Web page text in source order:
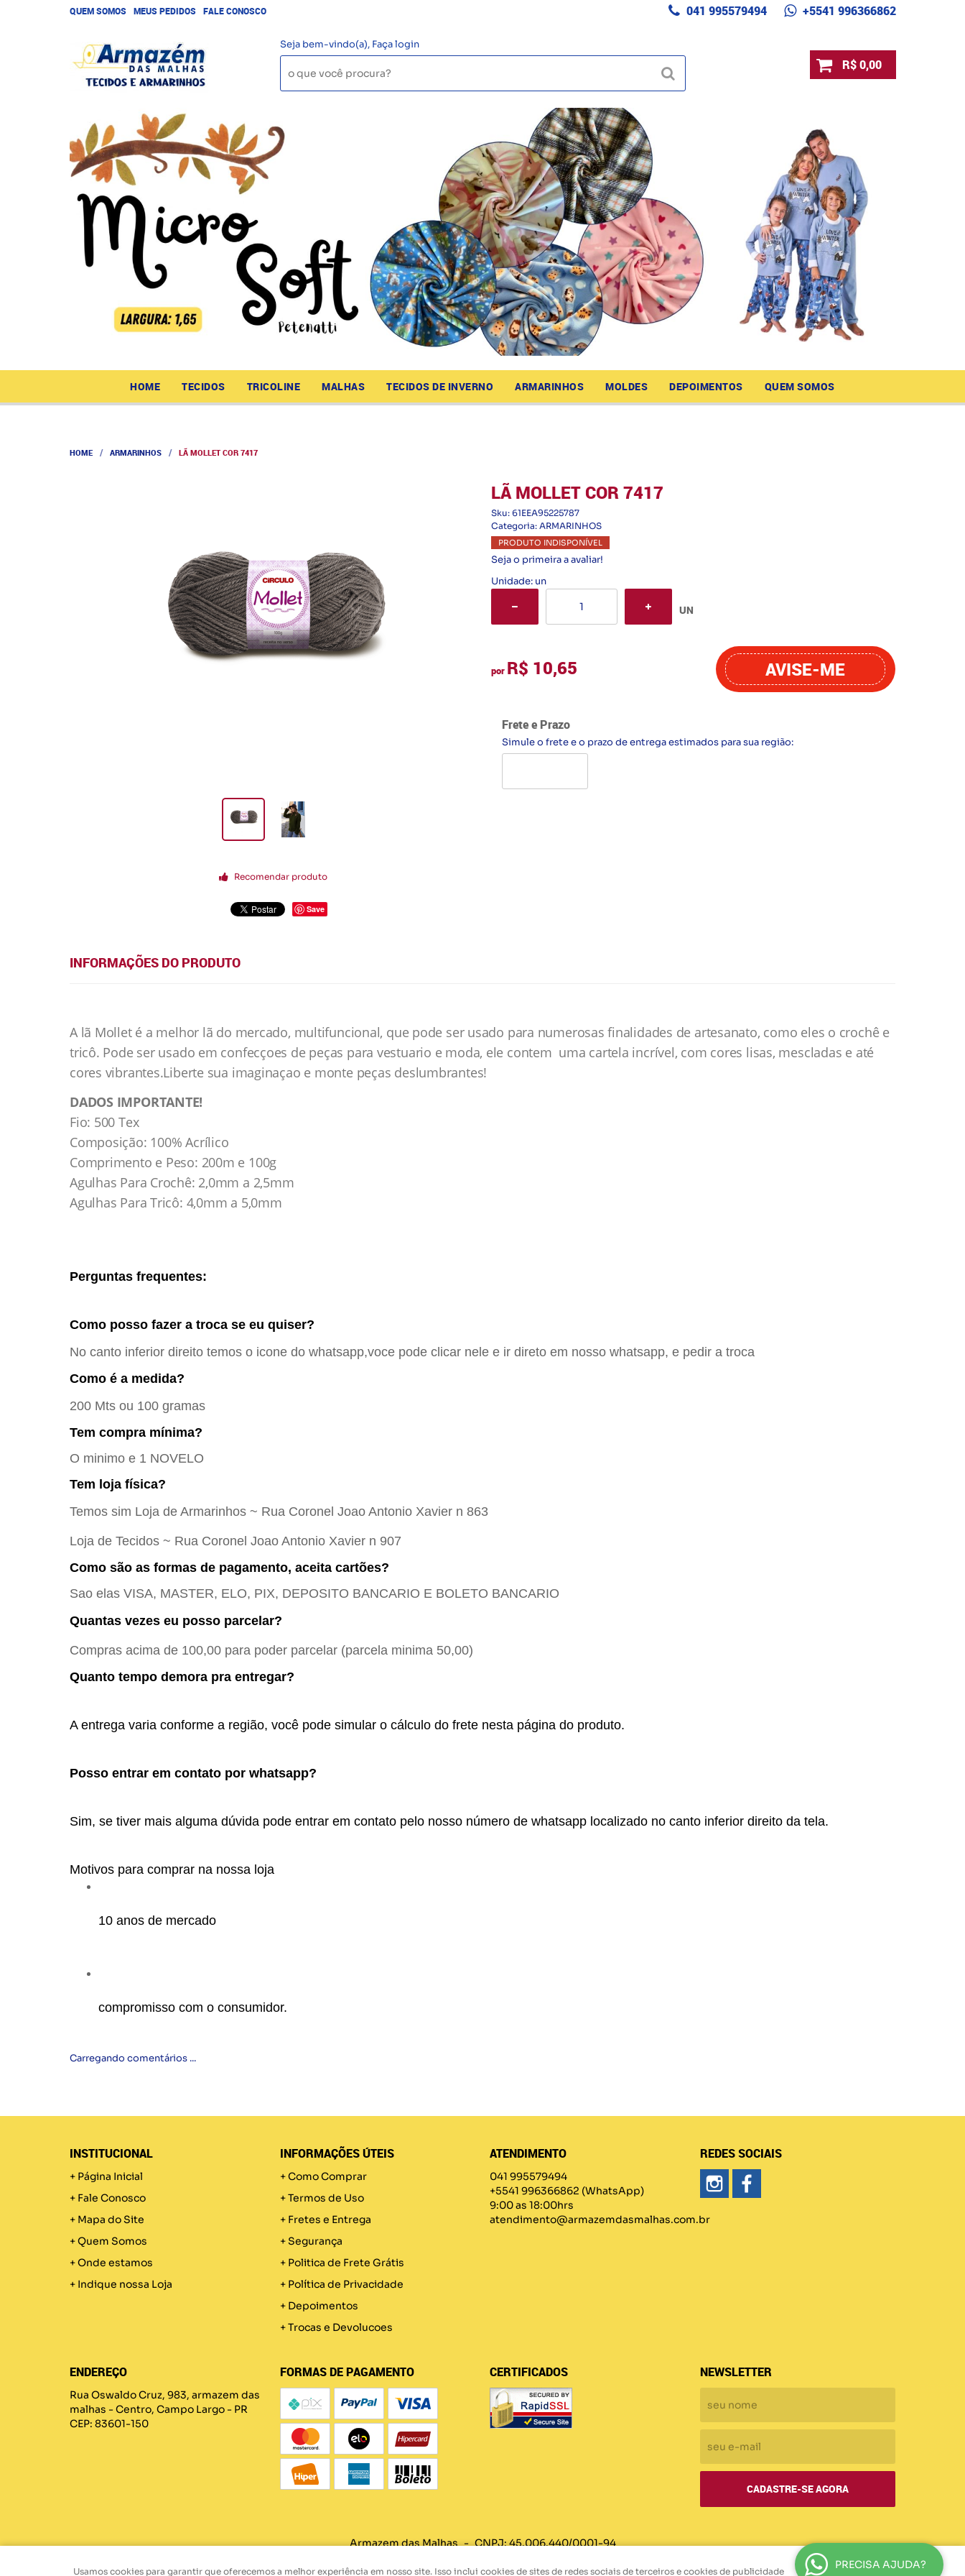
QUEM SOMOS MEUS PEDIDOS FALE CONOSCO 041 995579494 +5541 996366862
Seja bem-vindo(a), Faça login
R$ 0,00
HOME TECIDOS TRICOLINE MALHAS TECIDOS DE INVERNO ARMARINHOS MOLDES DEPOIMENTOS QUEM SOMOS
HOME ARMARINHOS LÃ MOLLET COR 7417
Recomendar produto
Save
LÃ MOLLET COR 7417
Sku: 61EEA95225787
Categoria: ARMARINHOS
PRODUTO INDISPONÍVEL
Seja o primeira a avaliar!
Unidade: un
UN
por R$ 10,65 AVISE-ME
Frete e Prazo
Simule o frete e o prazo de entrega estimados para sua região:
INFORMAÇÕES DO PRODUTO
A lã Mollet é a melhor lã do mercado, multifuncional, que pode ser usado para numerosas finalidades de artesanato, como eles o crochê e
tricô. Pode ser usado em confecçoes de peças para vestuario e moda, ele contem uma cartela incrível, com cores lisas, mescladas e até
cores vibrantes.Liberte sua imaginaçao e monte peças deslumbrantes!
DADOS IMPORTANTE!
Fio: 500 Tex
Composição: 100% Acrílico
Comprimento e Peso: 200m e 100g
Agulhas Para Crochê: 2,0mm a 2,5mm
Agulhas Para Tricô: 4,0mm a 5,0mm
Perguntas frequentes:
Como posso fazer a troca se eu quiser?
No canto inferior direito temos o icone do whatsapp,voce pode clicar nele e ir direto em nosso whatsapp, e pedir a troca
Como é a medida?
200 Mts ou 100 gramas
Tem compra mínima?
O minimo e 1 NOVELO
Tem loja física?
Temos sim Loja de Armarinhos ~ Rua Coronel Joao Antonio Xavier n 863
Loja de Tecidos ~ Rua Coronel Joao Antonio Xavier n 907
Como são as formas de pagamento, aceita cartões?
Sao elas VISA, MASTER, ELO, PIX, DEPOSITO BANCARIO E BOLETO BANCARIO
Quantas vezes eu posso parcelar?
Compras acima de 100,00 para poder parcelar (parcela minima 50,00)
Quanto tempo demora pra entregar?
A entrega varia conforme a região, você pode simular o cálculo do frete nesta página do produto.
Posso entrar em contato por whatsapp?
Sim, se tiver mais alguma dúvida pode entrar em contato pelo nosso número de whatsapp localizado no canto inferior direito da tela.
Motivos para comprar na nossa loja
10 anos de mercado
compromisso com o consumidor.
Carregando comentários ...
INSTITUCIONAL
Página Inicial
Fale Conosco
Mapa do Site
Quem Somos
Onde estamos
Indique nossa Loja
INFORMAÇÕES ÚTEIS
Como Comprar
Termos de Uso
Fretes e Entrega
Segurança
Politica de Frete Grátis
Política de Privacidade
Depoimentos
Trocas e Devolucoes
ATENDIMENTO
041 995579494
+5541 996366862 (WhatsApp)
9:00 as 18:00hrs
atendimento@armazemdasmalhas.com.br
REDES SOCIAIS
ENDEREÇO
Rua Oswaldo Cruz, 983, armazem das
malhas - Centro, Campo Largo - PR
CEP: 83601-150
FORMAS DE PAGAMENTO CERTIFICADOS NEWSLETTER
CADASTRE-SE AGORA
Armazem das Malhas CNPJ: 45.006.440/0001-94
Usamos cookies para garantir que oferecemos a melhor experiência em nosso site. Isso inclui cookies de sites de redes sociais de terceiros e cookies de publicidade
PRECISA AJUDA?